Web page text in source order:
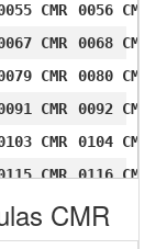
CMR
0056 CMR
CMR
0068 CMR
CMR
0080 CMR
CMR
0092 CMR
CMR
0104 CMR
CMR
0116 CMR
0127 CMR
0128 CMR
CMR
0140 CMR
CMR